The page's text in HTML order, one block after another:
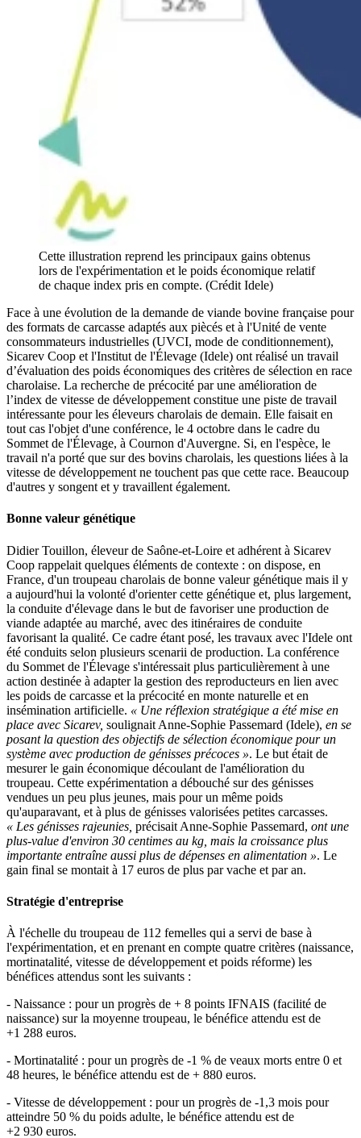
Cette illustration reprend les principaux gains obtenus
lors de l'expérimentation et le poids économique relatif
de chaque index pris en compte. (Crédit Idele)
Face à une évolution de la demande de viande bovine française pour
des formats de carcasse adaptés aux piècés et à l'Unité de vente
consommateurs industrielles (UVCI, mode de conditionnement),
Sicarev Coop et l'Institut de l'Élevage (Idele) ont réalisé un travail
d’évaluation des poids économiques des critères de sélection en race
charolaise. La recherche de précocité par une amélioration de
l’index de vitesse de développement constitue une piste de travail
intéressante pour les éleveurs charolais de demain. Elle faisait en
tout cas l'objet d'une conférence, le 4 octobre dans le cadre du
Sommet de l'Élevage, à Cournon d'Auvergne. Si, en l'espèce, le
travail n'a porté que sur des bovins charolais, les questions liées à la
vitesse de développement ne touchent pas que cette race. Beaucoup
d'autres y songent et y travaillent également.
Bonne valeur génétique
Didier Touillon, éleveur de Saône-et-Loire et adhérent à Sicarev
Coop rappelait quelques éléments de contexte : on dispose, en
France, d'un troupeau charolais de bonne valeur génétique mais il y
a aujourd'hui la volonté d'orienter cette génétique et, plus largement,
la conduite d'élevage dans le but de favoriser une production de
viande adaptée au marché, avec des itinéraires de conduite
favorisant la qualité. Ce cadre étant posé, les travaux avec l'Idele ont
été conduits selon plusieurs scenarii de production. La conférence
du Sommet de l'Élevage s'intéressait plus particulièrement à une
action destinée à adapter la gestion des reproducteurs en lien avec
les poids de carcasse et la précocité en monte naturelle et en
insémination artificielle. « Une réflexion stratégique a été mise en
place avec Sicarev, soulignait Anne-Sophie Passemard (Idele), en se
posant la question des objectifs de sélection économique pour un
système avec production de génisses précoces ». Le but était de
mesurer le gain économique découlant de l'amélioration du
troupeau. Cette expérimentation a débouché sur des génisses
vendues un peu plus jeunes, mais pour un même poids
qu'auparavant, et à plus de génisses valorisées petites carcasses.
« Les génisses rajeunies, précisait Anne-Sophie Passemard, ont une
plus-value d'environ 30 centimes au kg, mais la croissance plus
importante entraîne aussi plus de dépenses en alimentation ». Le
gain final se montait à 17 euros de plus par vache et par an.
Stratégie d'entreprise
À l'échelle du troupeau de 112 femelles qui a servi de base à
l'expérimentation, et en prenant en compte quatre critères (naissance,
mortinatalité, vitesse de développement et poids réforme) les
bénéfices attendus sont les suivants :
- Naissance : pour un progrès de + 8 points IFNAIS (facilité de
naissance) sur la moyenne troupeau, le bénéfice attendu est de
+1 288 euros.
- Mortinatalité : pour un progrès de -1 % de veaux morts entre 0 et
48 heures, le bénéfice attendu est de + 880 euros.
- Vitesse de développement : pour un progrès de -1,3 mois pour
atteindre 50 % du poids adulte, le bénéfice attendu est de
+2 930 euros.